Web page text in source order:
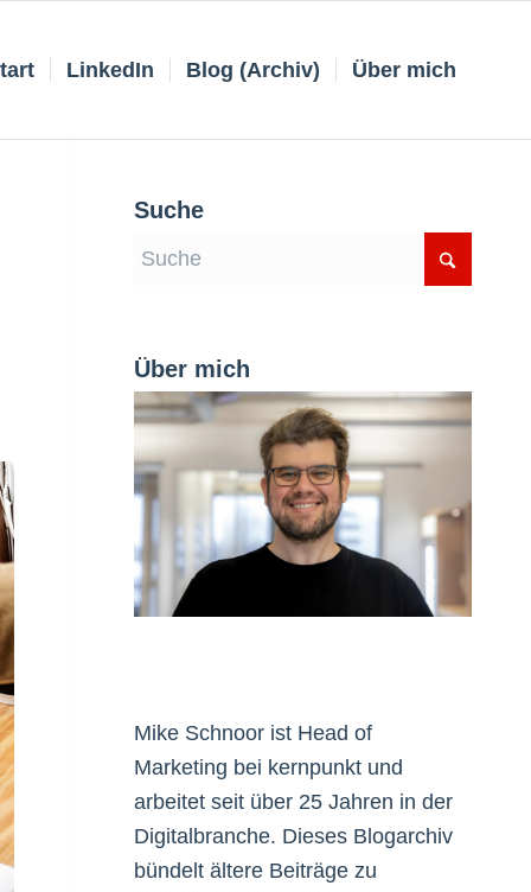
LinkedIn Blog (Archiv) Über mich
Suche
Über mich
Mike Schnoor ist Head of
Marketing bei kernpunkt und
arbeitet seit über 25 Jahren in der
Digitalbranche. Dieses Blogarchiv
bündelt ältere Beiträge zu